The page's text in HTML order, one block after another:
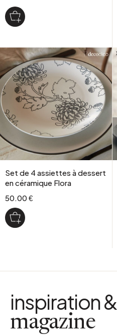
Set de 4 assiettes à dessert
en céramique Flora
50.00 €
inspiration &
magazine